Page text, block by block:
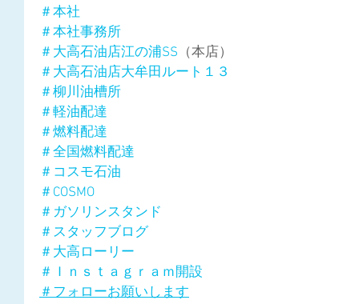
＃本社
＃本社事務所
＃大高石油店江の浦SS （本店）
＃大高石油店大牟田ルート１３
＃柳川油槽所
＃軽油配達
＃燃料配達
＃全国燃料配達
＃コスモ石油
＃COSMO
＃ガソリンスタンド
＃スタッフブログ
＃大高ローリー
＃Ｉｎｓｔａｇｒａｍ開設
＃フォローお願いします